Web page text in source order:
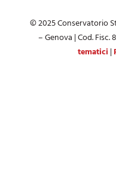
© 2025 Conservatorio
– Genova | Cod. Fisc.
tematici |